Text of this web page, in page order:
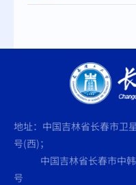
地址：中国吉林省长春市卫
号(西)；
中国吉林省长春市中韩(
号